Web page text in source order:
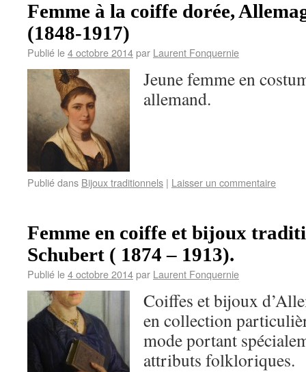
Femme à la coiffe dorée,
(1848-1917)
Publié le4 octobre 2014par Laurent Fonquernie
Jeune femme en
allemand.
Publié dans Bijoux traditionnels | Laisser un commentaire
Femme en coiffe et bijoux
Schubert ( 1874 – 1913).
Publié le4 octobre 2014par Laurent Fonquernie
Coiffes et bijoux
en collection
mode portant
attributs folkloriques.